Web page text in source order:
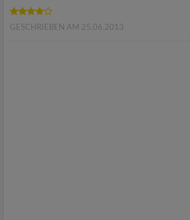
GESCHRIEBEN AM 25.06.2013